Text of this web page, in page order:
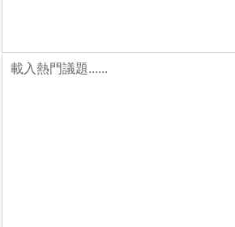
載入熱門議題......